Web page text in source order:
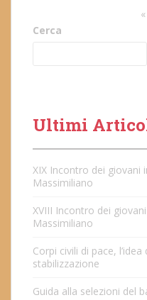
Cerca
Ultimi
XIX Incontro dei giovani
Massimiliano
XVIII Incontro dei
Massimiliano
Corpi civili di pace,
stabilizzazione
Guida alla selezioni del